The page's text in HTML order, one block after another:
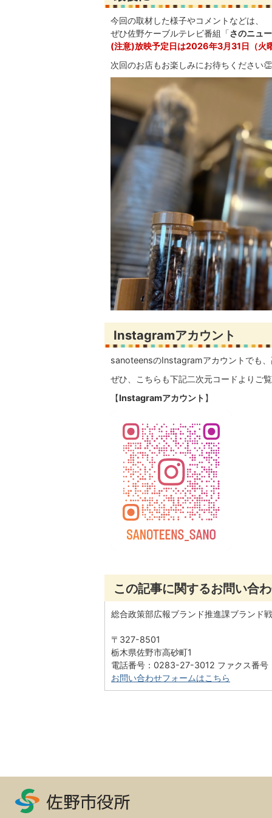
今回の取材した様子やコメントなどは、
ぜひ佐野ケーブルテレビ番組「さのニュ
(注意)放映予定日は2026年3月31日（火
次回のお店もお楽しみにお待ちください👏
Instagramアカウント
sanoteensのInstagramアカウントでも
ぜひ、こちらも下記二次元コードよりご
【Instagramアカウント 】
この記事に関するお問い合
総合政策部広報ブランド推進課ブランド
〒327-8501
栃木県佐野市高砂町1
電話番号：0283-27-3012 ファクス番
お問い合わせフォームはこちら